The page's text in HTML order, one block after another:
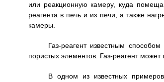
или реакционную камеру, куда
реагента в печь и из печи, а также
камеры.
Газ-реагент известным
пористых элементов. Газ-реагент может
В одном из известных